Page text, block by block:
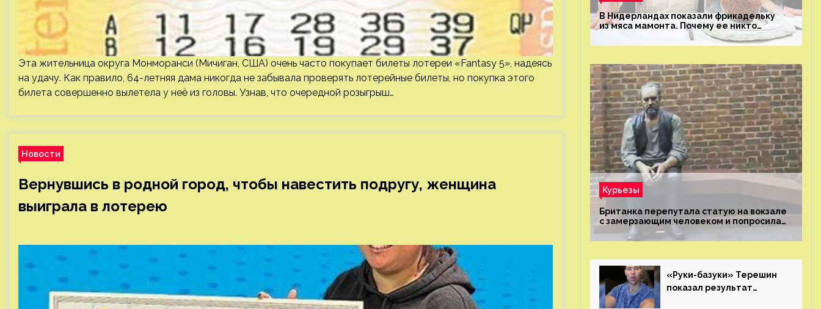
Эта жительница округа Монморанси (Мичиган, США) очень часто покупает билеты лотереи «Fantasy 5», надеясь
на удачу. Как правило, 64-летняя дама никогда не забывала проверять лотерейные билеты, но покупка этого
билета совершенно вылетела у неё из головы. Узнав, что очередной розыгрыш…
Новости
Вернувшись в родной город, чтобы навестить подругу, женщина
выиграла в лотерею
В Нидерландах показали фрикадельку
из мяса мамонта. Почему ее никто
Курьезы
Британка перепутала статую на вокзале
с замерзающим человеком и попросила
о помощи
«Руки-базуки» Терешин
показал результат